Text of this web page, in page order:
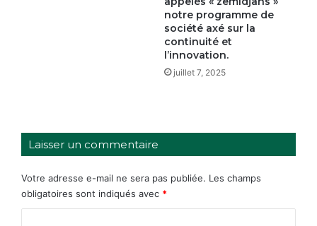
notre programme de
société axé sur la
continuité et
l’innovation.
juillet 7, 2025
Laisser un commentaire
Votre adresse e-mail ne sera pas publiée. Les champs
obligatoires sont indiqués avec *